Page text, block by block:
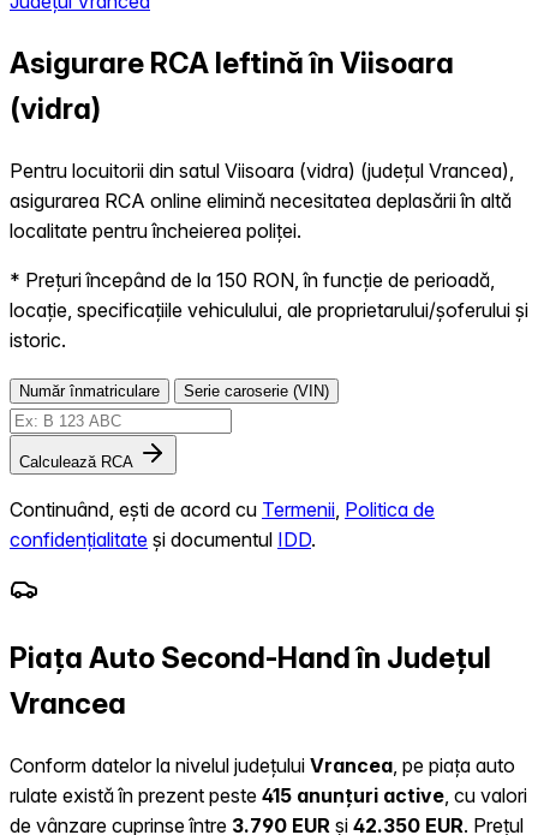
Asigurare RCA Ieftină în Viisoara
(vidra)
Pentru locuitorii din satul Viisoara (vidra) (județul Vrancea),
asigurarea RCA online elimină necesitatea deplasării în altă
localitate pentru încheierea poliței.
* Prețuri începând de la 150 RON, în funcție de perioadă,
locație, specificațiile vehiculului, ale proprietarului/șoferului și
istoric.
Număr înmatriculare Serie caroserie (VIN)
Calculează RCA
Continuând, ești de acord cu Termenii Politica de
confidențialitate și documentul IDD.
Piața Auto Second-Hand în Județul
Vrancea
Conform datelor la nivelul județului Vrancea , pe piața auto
rulate există în prezent peste 415 anunțuri active , cu valori
de vânzare cuprinse între 3.790 EUR și 42.350 EUR. Prețul